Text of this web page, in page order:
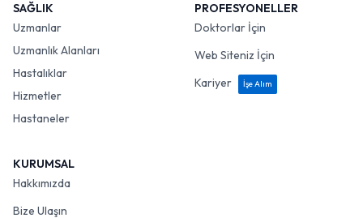
SAĞLIK
Uzmanlar
Uzmanlık Alanları
Hastalıklar
Hizmetler
Hastaneler
PROFESYONELLER
Doktorlar İçin
Web Siteniz İçin
Kariyer
İşe Alım
KURUMSAL
Hakkımızda
Bize Ulaşın